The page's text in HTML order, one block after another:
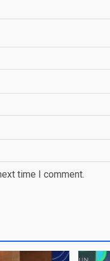
time I comment.